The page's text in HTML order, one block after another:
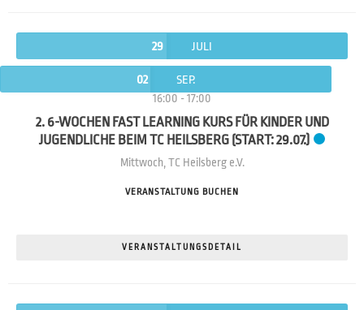
29 JULI
02 SEP.
16:00 -17:00
2. 6-WOCHEN FAST LEARNING KURS FÜR KINDER UND
JUGENDLICHE BEIM TC HEILSBERG (START: 29.07.)
Mittwoch, TC Heilsberg e.V.
VERANSTALTUNG BUCHEN
VERANSTALTUNGSDETAIL